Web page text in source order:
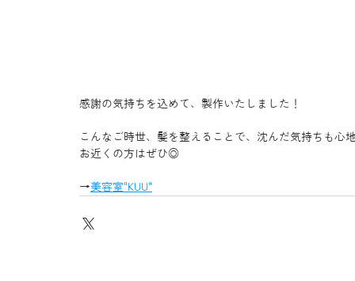
感謝の気持ちを込めて、製作いたしました！
こんなご時世、髪を整えることで、沈んだ気持ちも心
お近くの方はぜひ◎
→美容室"KUU"